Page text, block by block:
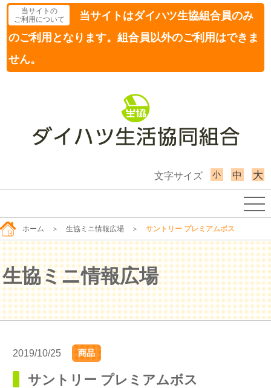
当サイトの
ご利用について
当サイトはダイハツ生協組合員のみ
のご利用となります。組合員以外のご利用はできま
せん。
文字サイズ 小 中 大
ホーム ＞ 生協ミニ情報広場 ＞ サントリー プレミアムボス
生協ミニ情報広場
2019/10/25 商品
サントリー プレミアムボス